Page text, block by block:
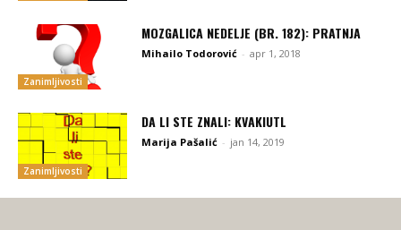
Zanimljivosti
MOZGALICA NEDELJE (BR. 182): PRATNJA
Mihailo Todorović - apr 1, 2018
Zanimljivosti
DA LI STE ZNALI: KVAKIUTL
Marija Pašalić - jan 14, 2019